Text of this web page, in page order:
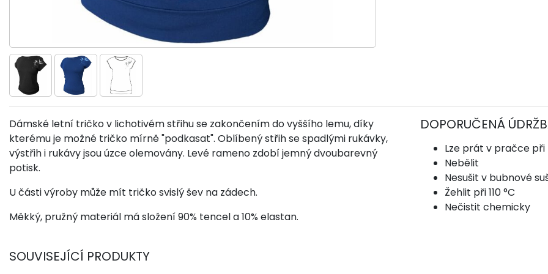
Dámské letní tričko v lichotivém střihu se zakončením do vyššího lemu, díky
kterému je možné tričko mírně "podkasat". Oblíbený střih se spadlými rukávky,
výstřih i rukávy jsou úzce olemovány. Levé rameno zdobí jemný dvoubarevný
potisk.
U části výroby může mít tričko svislý šev na zádech.
Měkký, pružný materiál má složení 90% tencel a 10% elastan.
DOPORUČENÁ
Lze prát v pračce při
Nebělit
Nesušit v bubnové
Žehlit při 110 °C
Nečistit chemicky
SOUVISEJÍCÍ PRODUKTY